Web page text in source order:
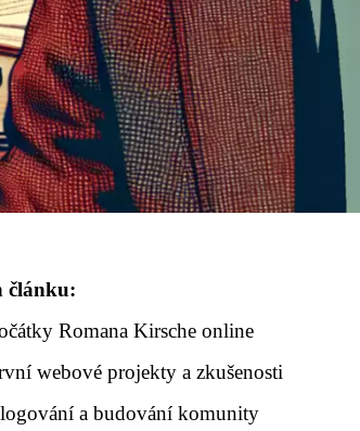
článku:
Romana Kirsche online
webové projekty a zkušenosti
a budování komunity